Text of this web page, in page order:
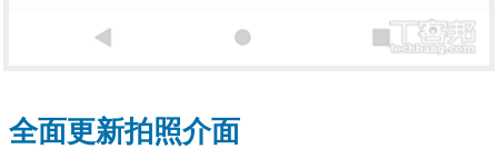
全面更新拍照介面